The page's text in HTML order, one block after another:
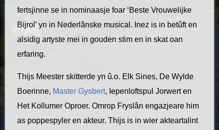
fertsjinne se in nominaasje foar ‘Beste Vrouwelijke
Bijrol’ yn in Nederlânske musical. Inez is in betûft en
alsidig artyste mei in gouden stim en in skat oan
erfaring.
Thijs Meester skitterde yn û.o. Elk Sines, De Wylde
Boerinne, Master Gysbert, Iepenloftspul Jorwert en
Het Kollumer Oproer. Omrop Fryslân engazjeare him
as poppespyler en akteur. Thijs is in wier akteartalint